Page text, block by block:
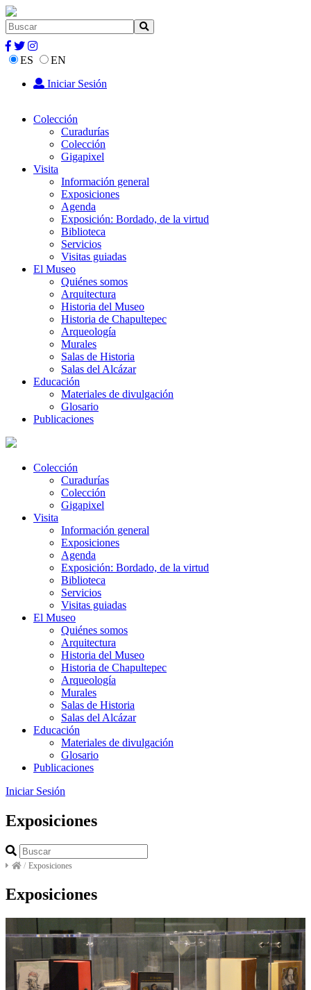
ES
EN
Iniciar Sesión
Colección
Curadurías
Colección
Gigapixel
Visita
Información general
Exposiciones
Agenda
Exposición: Bordado, de la virtud
Biblioteca
Servicios
Visitas guiadas
El Museo
Quiénes somos
Arquitectura
Historia del Museo
Historia de Chapultepec
Arqueología
Murales
Salas de Historia
Salas del Alcázar
Educación
Materiales de divulgación
Glosario
Publicaciones
Colección
Curadurías
Colección
Gigapixel
Visita
Información general
Exposiciones
Agenda
Exposición: Bordado, de la virtud
Biblioteca
Servicios
Visitas guiadas
El Museo
Quiénes somos
Arquitectura
Historia del Museo
Historia de Chapultepec
Arqueología
Murales
Salas de Historia
Salas del Alcázar
Educación
Materiales de divulgación
Glosario
Publicaciones
Iniciar Sesión
Exposiciones
/ Exposiciones
Exposiciones